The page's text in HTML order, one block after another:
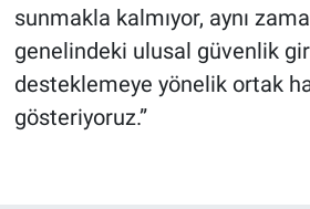
sunmakla kalmıyor, aynı
genelindeki ulusal güvenlik
desteklemeye yönelik ortak
gösteriyoruz.”